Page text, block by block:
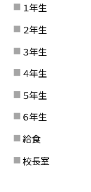
１年生
２年生
３年生
４年生
５年生
６年生
給食
校長室